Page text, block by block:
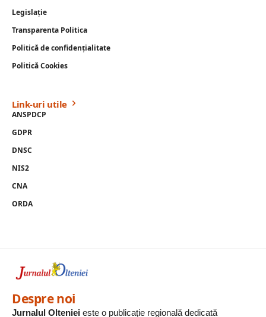
Legislație
Transparenta Politica
Politică de confidențialitate
Politică Cookies
Link-uri utile
ANSPDCP
GDPR
DNSC
NIS2
CNA
ORDA
Despre noi
Jurnalul Olteniei este o publicație regională dedicată